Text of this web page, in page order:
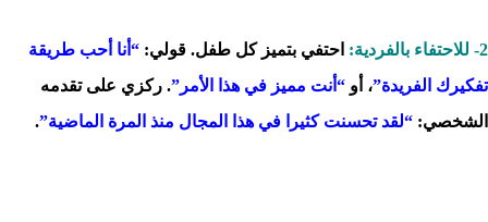
2- للاحتفاء بالفردية: احتفي بتميز كل طفل. قولي: “أنا أحب طريقة
تفكيرك الفريدة”، أو “أنت مميز في هذا الأمر”. ركزي على تقدمه
الشخصي: “لقد تحسنت كثيرا في هذا المجال منذ المرة الماضية”.